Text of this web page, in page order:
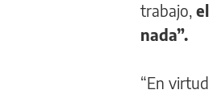
trabajo, el
nada”.
“En